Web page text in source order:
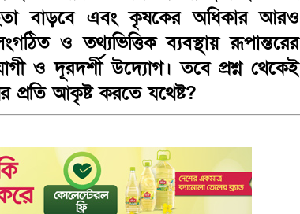
বাড়বে এবং কৃষকের অধিকার আরও
ও তথ্যভিত্তিক ব্যবস্থায় রূপান্তরের
ও দূরদর্শী উদ্যোগ। তবে প্রশ্ন থেকেই
আকৃষ্ট করতে যথেষ্ট?